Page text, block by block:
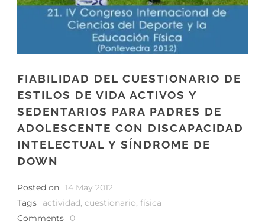
FIABILIDAD DEL CUESTIONARIO DE
ESTILOS DE VIDA ACTIVOS Y
SEDENTARIOS PARA PADRES DE
ADOLESCENTE CON DISCAPACIDAD
INTELECTUAL Y SÍNDROME DE
DOWN
Posted on 14 May 2012
Tags
actividad, cuestionario, física
Comments
0